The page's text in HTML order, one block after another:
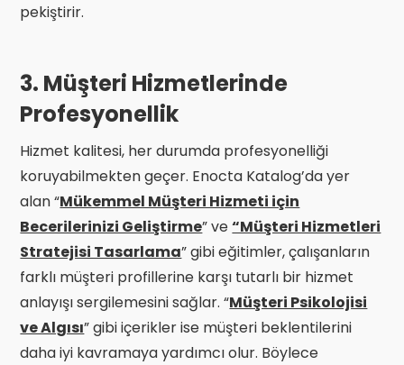
pekiştirir.
3. Müşteri Hizmetlerinde
Profesyonellik
Hizmet kalitesi, her durumda profesyonelliği
koruyabilmekten geçer. Enocta Katalog’da yer
alan “Mükemmel Müşteri Hizmeti için
Becerilerinizi Geliştirme” ve“Müşteri Hizmetleri
Stratejisi Tasarlama” gibi eğitimler, çalışanların
farklı müşteri profillerine karşı tutarlı bir hizmet
anlayışı sergilemesini sağlar. “Müşteri Psikolojisi
ve Algısı” gibi içerikler ise müşteri beklentilerini
daha iyi kavramaya yardımcı olur. Böylece